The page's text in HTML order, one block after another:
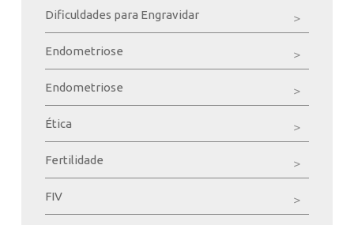
Dificuldades para Engravidar
Endometriose
Endometriose
Ética
Fertilidade
FIV